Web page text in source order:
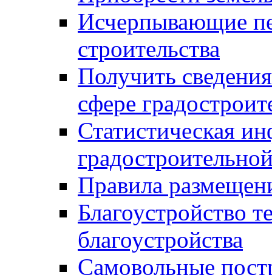
Исчерпывающие
строительства
Получить
сфере
Статистическая
Правила
Благоустройство
благоустройства
Самовольные